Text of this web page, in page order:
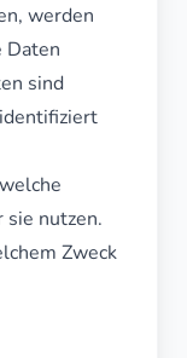
werden
Daten
sind
nutzen.
Zweck